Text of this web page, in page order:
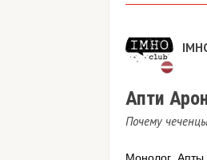
Апти
Почему